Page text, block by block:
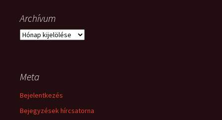
Archívum
Archívum
Meta
Bejelentkezés
Bejegyzések hírcsatorna